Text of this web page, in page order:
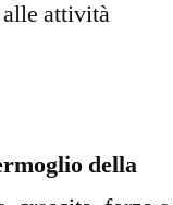
attività
della